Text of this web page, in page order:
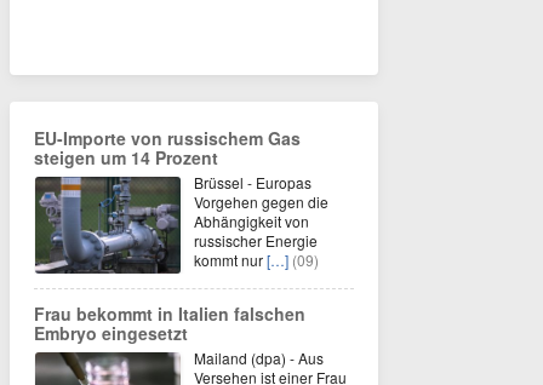
EU-Importe von russischem Gas
steigen um 14 Prozent
Brüssel - Europas
Vorgehen gegen die
Abhängigkeit von
russischer Energie
kommt nur[…] (09)
Frau bekommt in Italien falschen
Embryo eingesetzt
Mailand (dpa) - Aus
Versehen ist einer Frau